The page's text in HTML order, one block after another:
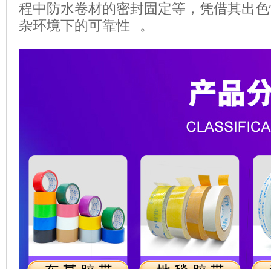
程中防水卷材的密封固定等，凭借其出
杂环境下的可靠性 。